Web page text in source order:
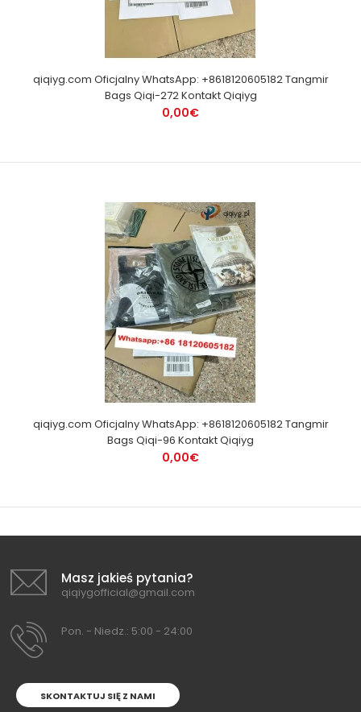
qiqiyg.com Oficjalny WhatsApp: +8618120605182 Tangmir
Bags Qiqi-272 Kontakt Qiqiyg
0,00€
qiqiyg.com Oficjalny WhatsApp: +8618120605182 Tangmir
Bags Qiqi-96 Kontakt Qiqiyg
0,00€
Masz jakieś pytania?
qiqiygofficial@gmail.com
Pon. - Niedz.: 5:00 - 24:00
SKONTAKTUJ SIĘ Z NAMI